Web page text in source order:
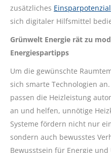
zusätzliches Einsparpotenzial
sich digitaler Hilfsmittel
Grünwelt Energie rät zu
Energiespartipps
Um die gewünschte
sich smarte Technologien
passen die Heizleistung
an und helfen, unnötige
Systeme fördern nicht nur
sondern auch bewusstes
Bewusstsein für Energie